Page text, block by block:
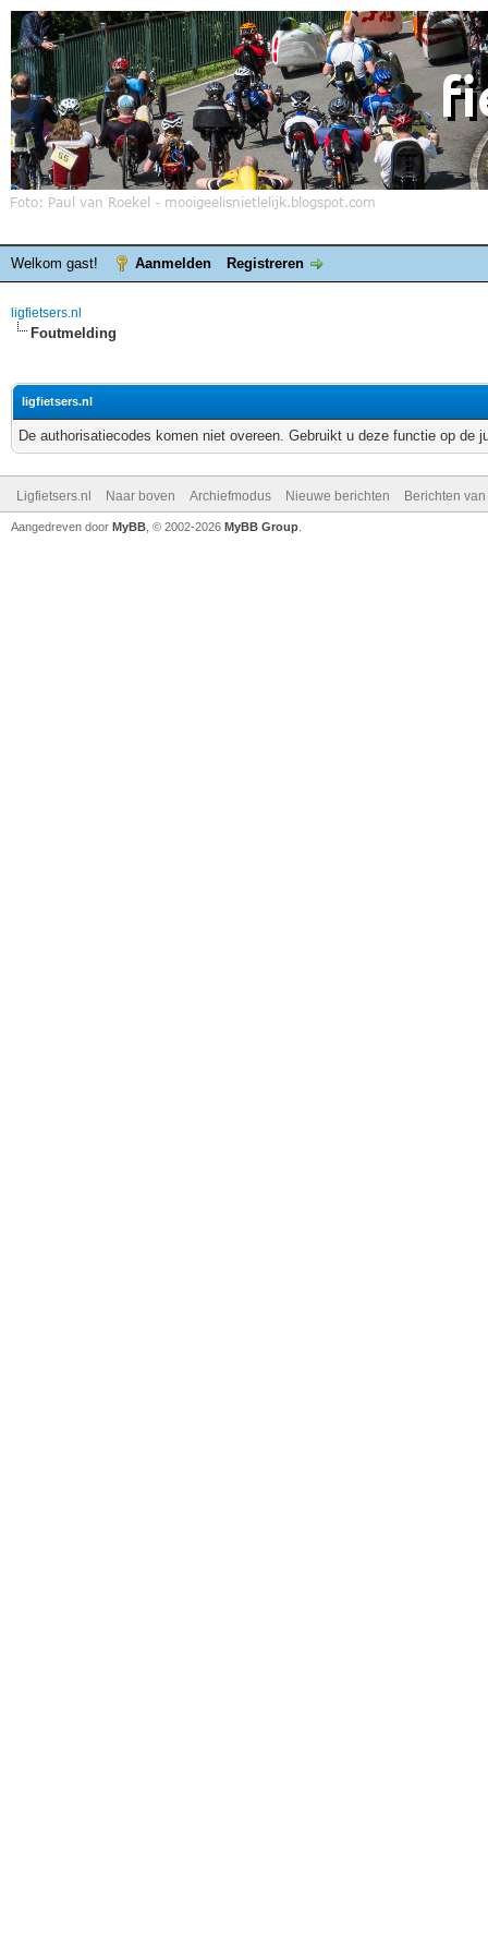
Welkom gast! Aanmelden Registreren
ligfietsers.nl
Foutmelding
ligfietsers.nl
De authorisatiecodes komen niet overeen. Gebruikt u deze functie op de
Ligfietsers.nl Naar boven Archiefmodus Nieuwe berichten Berichten
Aangedreven door MyBB , © 2002-2026 MyBB Group